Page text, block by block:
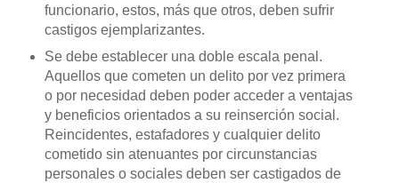
funcionario, estos, más que otros, deben sufrir
castigos ejemplarizantes.
Se debe establecer una doble escala penal.
Aquellos que cometen un delito por vez primera
o por necesidad deben poder acceder a ventajas
y beneficios orientados a su reinserción social.
Reincidentes, estafadores y cualquier delito
cometido sin atenuantes por circunstancias
personales o sociales deben ser castigados de